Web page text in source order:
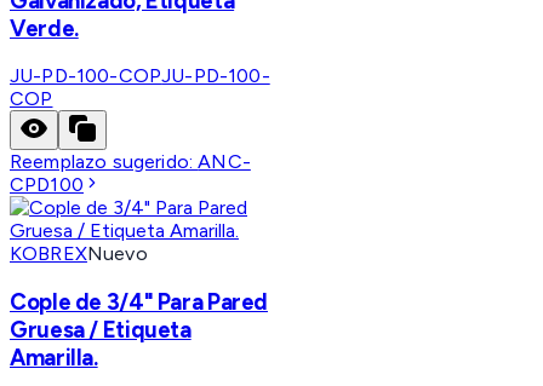
Verde.
JU-PD-100-COPJU-PD-100-
COP
Reemplazo sugerido:ANC-
CPD100
KOBREXNuevo
Cople de 3/4" Para Pared
Gruesa / Etiqueta
Amarilla.